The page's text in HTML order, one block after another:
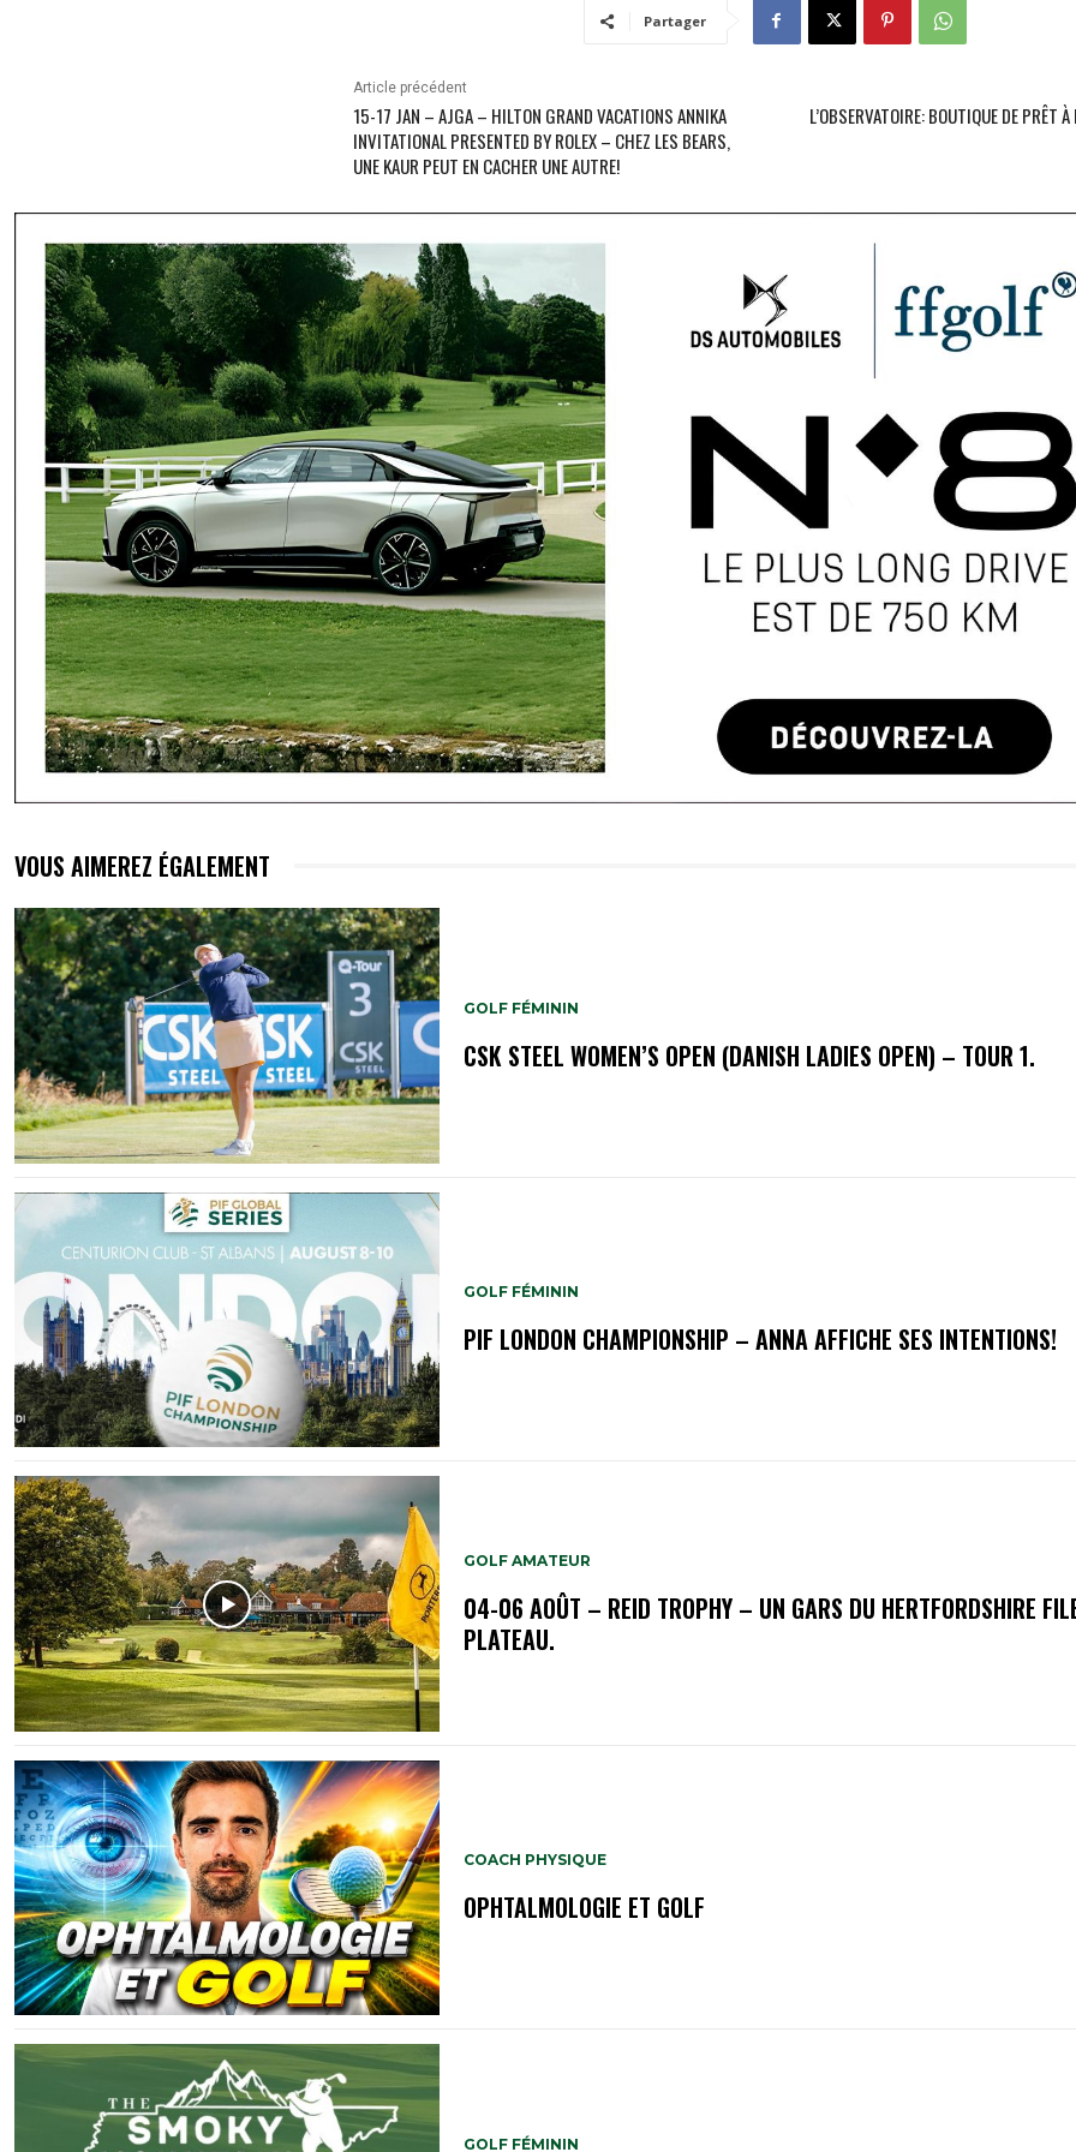
Partager
Article précédent
15-17 JAN – AJGA – HILTON GRAND VACATIONS ANNIKA
INVITATIONAL PRESENTED BY ROLEX – CHEZ LES BEARS,
UNE KAUR PEUT EN CACHER UNE AUTRE!
L’OBSERVATOIRE: BOUTIQUE DE PRÊT
VOUS AIMEREZ ÉGALEMENT
GOLF FÉMININ
CSK STEEL WOMEN’S OPEN (DANISH LADIES OPEN) – TOUR 1.
GOLF FÉMININ
PIF LONDON CHAMPIONSHIP – ANNA AFFICHE SES INTENTIONS!
GOLF AMATEUR
04-06 AOÛT – REID TROPHY – UN GARS DU HERTFORDSHIRE
PLATEAU.
COACH PHYSIQUE
OPHTALMOLOGIE ET GOLF
GOLF FÉMININ